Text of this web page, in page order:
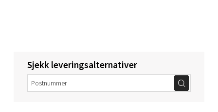
Sjekk leveringsalternativer
0 i butikk